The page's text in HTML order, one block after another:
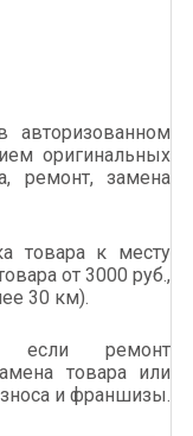
оригинальных
ремонт, замена
товара к месту
от 3000 руб.,
30 км).
ремонт
товара или
и франшизы.